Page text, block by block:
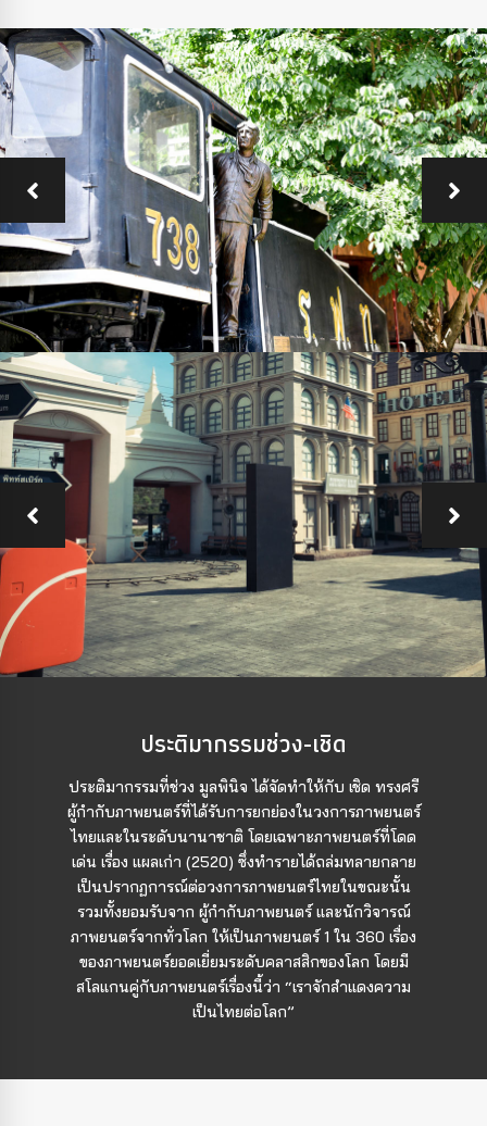
ประติมากรรมช่วง-เชิด
ประติมากรรมที่ช่วง มูลพินิจ ได้จัดทำให้กับ เชิด ทรงศรี
ผู้กำกับภาพยนตร์ที่ได้รับการยกย่องในวงการภาพยนตร์
ไทยและในระดับนานาชาติ โดยเฉพาะภาพยนตร์ที่โดด
เด่น เรื่อง แผลเก่า (2520) ซึ่งทำรายได้ถล่มทลายกลาย
เป็นปรากฏการณ์ต่อวงการภาพยนตร์ไทยในขณะนั้น
รวมทั้งยอมรับจาก ผู้กำกับภาพยนตร์ และนักวิจารณ์
ภาพยนตร์จากทั่วโลก ให้เป็นภาพยนตร์ 1 ใน 360 เรื่อง
ของภาพยนตร์ยอดเยี่ยมระดับคลาสสิกของโลก โดยมี
สโลแกนคู่กับภาพยนตร์เรื่องนี้ว่า “เราจักสำแดงความ
เป็นไทยต่อโลก”